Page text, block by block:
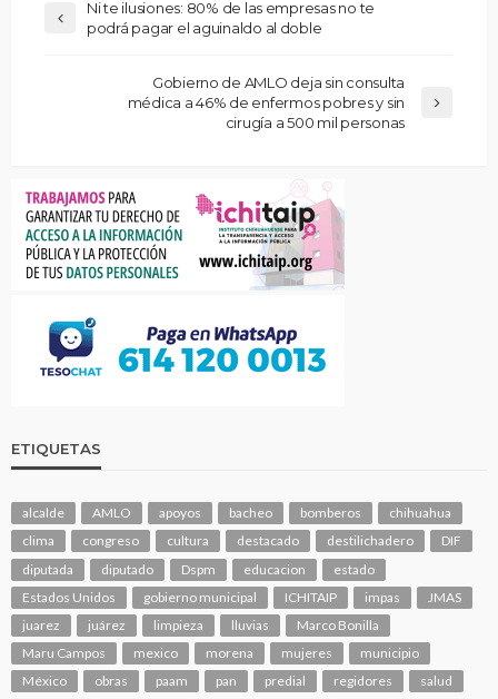
Ni te ilusiones: 80% de las empresas no te
podrá pagar el aguinaldo al doble
Gobierno de AMLO deja sin consulta
médica a 46% de enfermos pobres y sin
cirugía a 500 mil personas
ETIQUETAS
alcalde AMLO apoyos bacheo bomberos
chihuahua
clima
congreso cultura destacado destilichadero
DIF
diputada
diputado Dspm educacion
estado
Estados Unidos
gobierno municipal ICHITAIP impas
JMAS
juarez
juárez limpieza lluvias
Marco Bonilla
Maru Campos
mexico morena mujeres
municipio
México
obras paam pan predial regidores
salud